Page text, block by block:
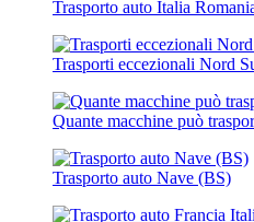
Trasporto auto Italia
Trasporti eccezionali Nord
Quante macchine può
Trasporto auto Nave (BS)